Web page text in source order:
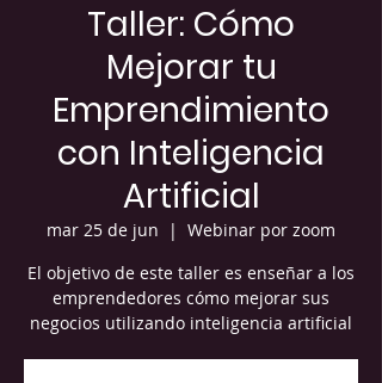
Taller: Cómo
Mejorar tu
Emprendimiento
con Inteligencia
Artificial
mar 25 de jun
  |
Webinar por zoom
El objetivo de este taller es enseñar a los
emprendedores cómo mejorar sus
negocios utilizando inteligencia artificial